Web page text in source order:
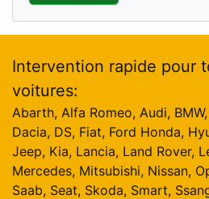
Intervention rapide pour
voitures:
Abarth, Alfa Romeo, Audi,
Dacia, DS, Fiat, Ford Honda,
Jeep, Kia, Lancia, Land Rover,
Mercedes, Mitsubishi, Nissan,
Saab, Seat, Skoda, Smart,